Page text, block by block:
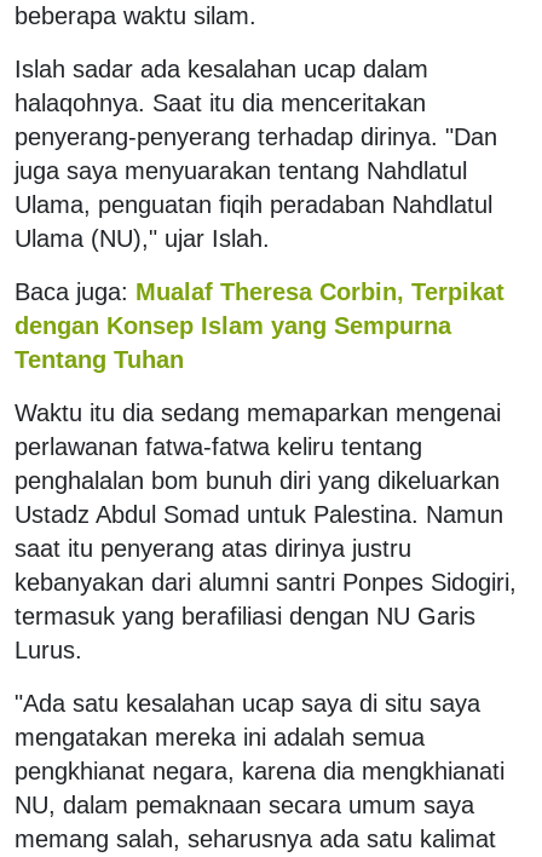
beberapa waktu silam.
Islah sadar ada kesalahan ucap dalam
halaqohnya. Saat itu dia menceritakan
penyerang-penyerang terhadap dirinya. "Dan
juga saya menyuarakan tentang Nahdlatul
Ulama, penguatan fiqih peradaban Nahdlatul
Ulama (NU)," ujar Islah.
Baca juga: Mualaf Theresa Corbin, Terpikat
dengan Konsep Islam yang Sempurna
Tentang Tuhan
Waktu itu dia sedang memaparkan mengenai
perlawanan fatwa-fatwa keliru tentang
penghalalan bom bunuh diri yang dikeluarkan
Ustadz Abdul Somad untuk Palestina. Namun
saat itu penyerang atas dirinya justru
kebanyakan dari alumni santri Ponpes Sidogiri,
termasuk yang berafiliasi dengan NU Garis
Lurus.
"Ada satu kesalahan ucap saya di situ saya
mengatakan mereka ini adalah semua
pengkhianat negara, karena dia mengkhianati
NU, dalam pemaknaan secara umum saya
memang salah, seharusnya ada satu kalimat